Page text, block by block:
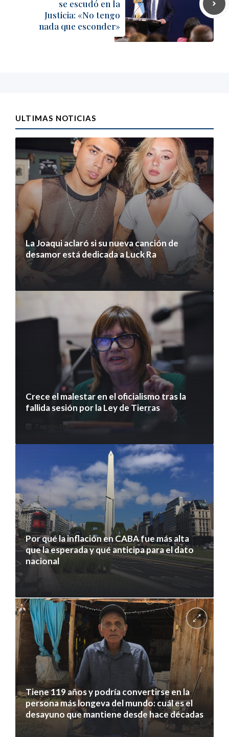
se escudó en la
Justicia: «No tengo
nada que esconder»
ULTIMAS NOTICIAS
La Joaqui aclaró si su nueva canción de
desamor está dedicada a Luck Ra
7 agosto 2026
Crece el malestar en el oficialismo tras la
fallida sesión por la Ley de Tierras
7 agosto 2026
Por qué la inflación en CABA fue más alta
que la esperada y qué anticipa para el dato
nacional
Tiene 119 años y podría convertirse en la
persona más longeva del mundo: cuál es el
desayuno que mantiene desde hace décadas